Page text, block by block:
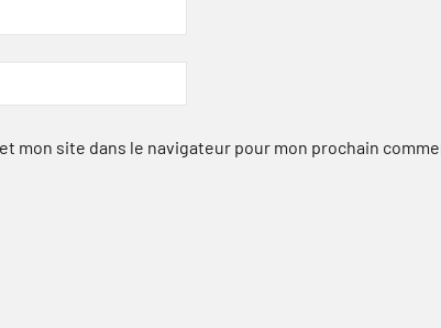
mon site dans le navigateur pour mon prochain